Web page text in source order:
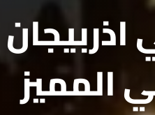
المميز